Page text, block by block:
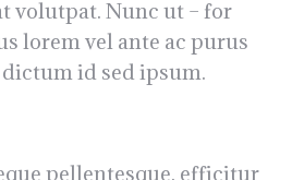
volutpat. Nunc ut – for
lorem vel ante ac purus
id sed ipsum.
pellentesque, efficitur